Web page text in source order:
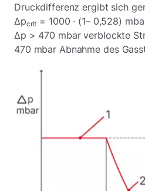
Druckdifferenz ergibt sich
Δpcrit = 1000 · (1– 0,528)
Δp > 470 mbar verblockte
470 mbar Abnahme des